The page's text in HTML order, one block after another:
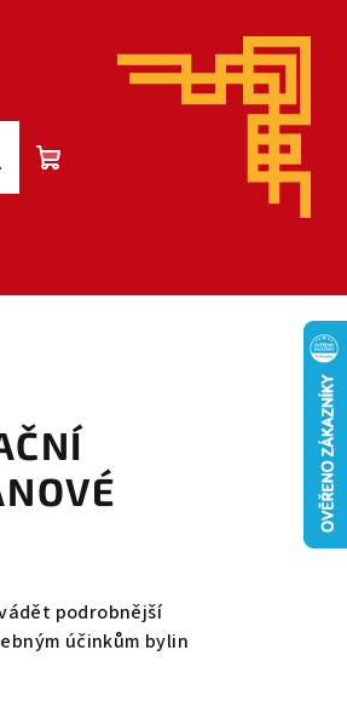
podrobnější
účinkům bylin